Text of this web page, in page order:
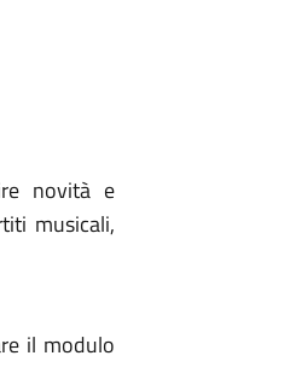
novità e
musicali,
il modulo